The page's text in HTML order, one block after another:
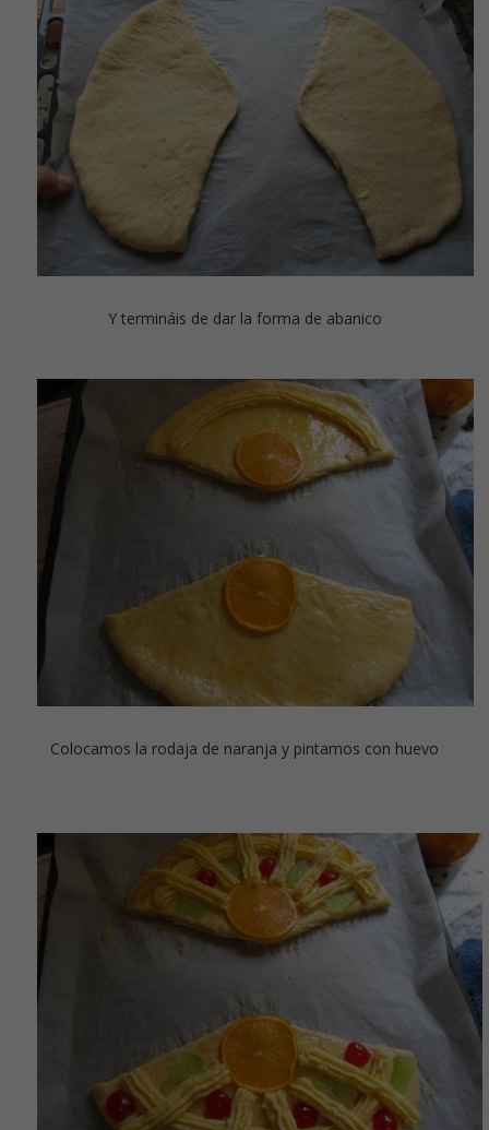
Y termináis de dar la forma de abanico
Colocamos la rodaja de naranja y pintamos con huevo